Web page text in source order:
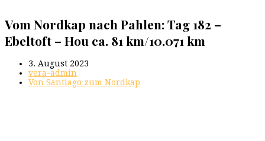
Vom Nordkap nach Pahlen: Tag 182 –
Ebeltoft – Hou ca. 81 km/10.071 km
3. August 2023
vera-admin
Von Santiago zum Nordkap